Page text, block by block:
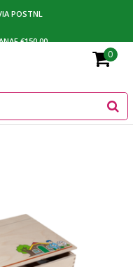
POSTNL
€150,00
OF FACTUUR
0